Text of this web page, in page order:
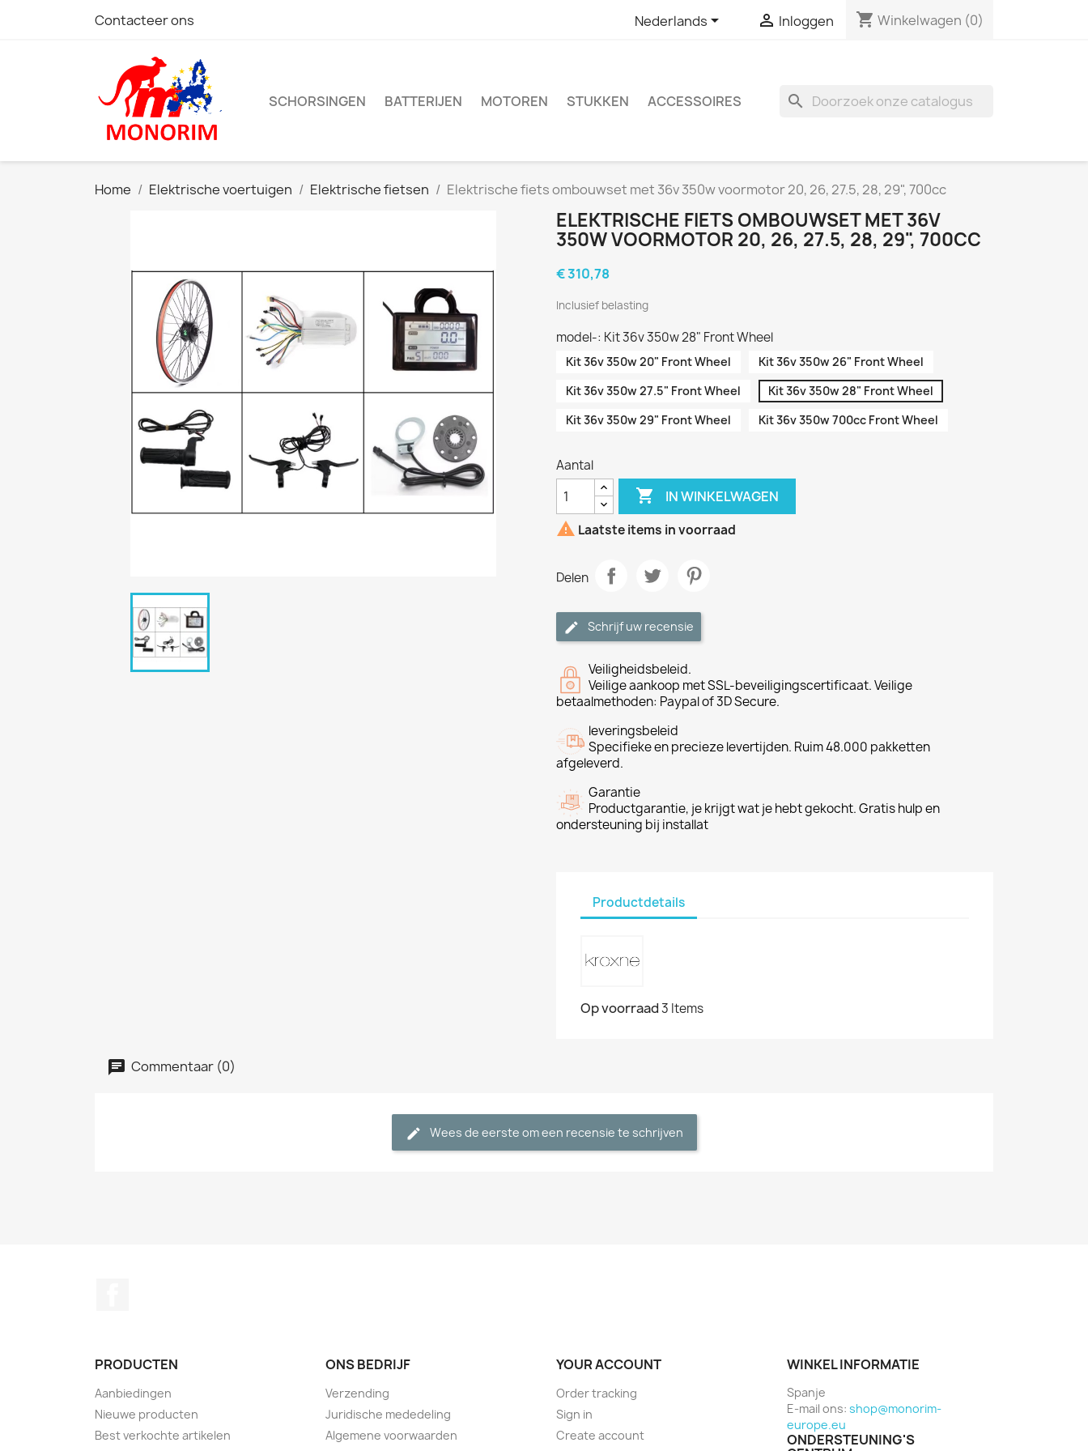
Contacteer ons Nederlands  Inloggen shopping_cart Winkelwagen (0)
SCHORSINGEN BATTERIJEN MOTOREN STUKKEN ACCESSOIRES search
Home Elektrische voertuigen Elektrische fietsen Elektrische fiets ombouwset met 36v 350w voormotor 20, 26, 27.5, 28, 29", 700cc
ELEKTRISCHE FIETS OMBOUWSET MET 36V
350W VOORMOTOR 20, 26, 27.5, 28, 29", 700CC
€ 310,78
Inclusief belasting
model-: Kit 36v 350w 28" Front Wheel
Kit 36v 350w 20" Front Wheel
Kit 36v 350w 26" Front Wheel
Kit 36v 350w 27.5" Front Wheel
Kit 36v 350w 28" Front Wheel
Kit 36v 350w 29" Front Wheel
Kit 36v 350w 700cc Front Wheel
Aantal
 IN WINKELWAGEN
 Laatste items in voorraad
Delen
Schrijf uw recensie
Veiligheidsbeleid.
Veilige aankoop met SSL-beveiligingscertificaat. Veilige
betaalmethoden: Paypal of 3D Secure.
leveringsbeleid
Specifieke en precieze levertijden. Ruim 48.000 pakketten
afgeleverd.
Garantie
Productgarantie, je krijgt wat je hebt gekocht. Gratis hulp en
ondersteuning bij installat
Productdetails
Op voorraad3 Items
Commentaar (0)
Wees de eerste om een recensie te schrijven
PRODUCTEN
Aanbiedingen
Nieuwe producten
Best verkochte artikelen
ONS BEDRIJF
Verzending
Juridische mededeling
Algemene voorwaarden
YOUR ACCOUNT
Order tracking
Sign in
Create account
WINKEL INFORMATIE
Spanje
E-mail ons: shop@monorim-
europe.eu
ONDERSTEUNING'S